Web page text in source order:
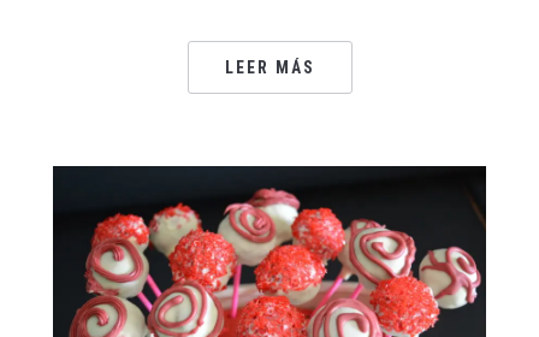
LEER MÁS